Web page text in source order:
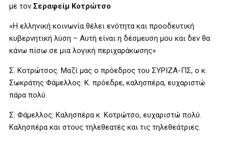
με τον Σεραφείμ Κοτρώτσο
«Η ελληνική κοινωνία θέλει ενότητα και προοδευτική
κυβερνητική λύση – Αυτή είναι η δέσμευση μου και δεν θα
κάνω πίσω σε μια λογική περιχαράκωσης»
Σ. Κοτρώτσος: Μαζί μας ο πρόεδρος του ΣΥΡΙΖΑ-ΠΣ, ο κ.
Σωκράτης Φάμελλος. Κ. πρόεδρε, καλησπέρα, ευχαριστώ
πάρα πολύ.
Σ. Φάμελλος: Καλησπέρα κ. Κοτρώτσο, ευχαριστώ πολύ.
Καλησπέρα και στους τηλεθεατές και τις τηλεθεάτριες.